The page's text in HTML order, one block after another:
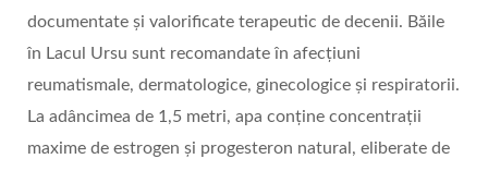
documentate și valorificate terapeutic de decenii. Băile
în Lacul Ursu sunt recomandate în afecțiuni
reumatismale, dermatologice, ginecologice și respiratorii.
La adâncimea de 1,5 metri, apa conține concentrații
maxime de estrogen și progesteron natural, eliberate de